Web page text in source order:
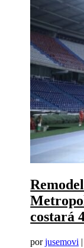
costará
porjusemovi